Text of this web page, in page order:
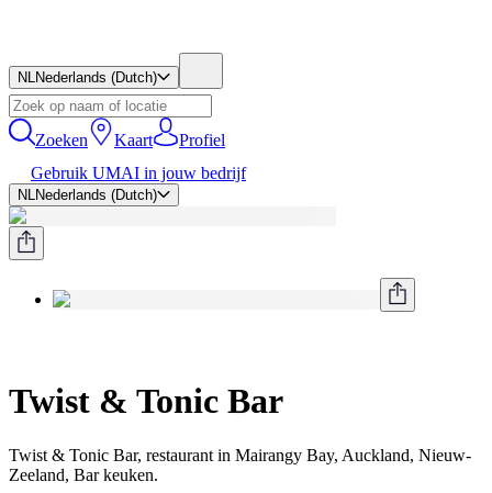
NLNederlands (Dutch)
Zoeken Kaart
Profiel
Gebruik UMAI in jouw bedrijf
NLNederlands (Dutch)
Twist & Tonic Bar
Twist & Tonic Bar, restaurant in Mairangy Bay, Auckland, Nieuw-
Zeeland, Bar keuken.